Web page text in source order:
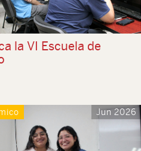
la VI Escuela de
Jun 2026